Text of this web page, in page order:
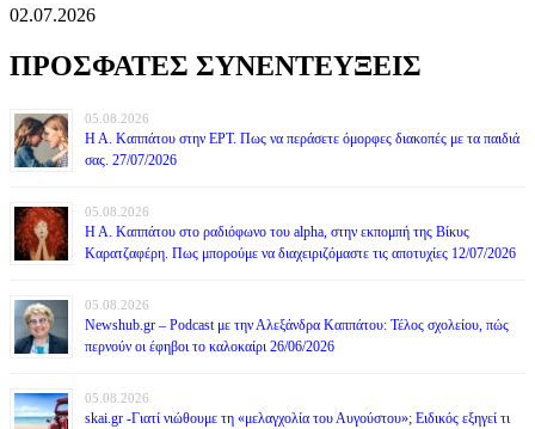
02.07.2026
ΠΡΟΣΦΑΤΕΣ ΣΥΝΕΝΤΕΥΞΕΙΣ
05.08.2026
Η Α. Καππάτου στην ΕΡΤ. Πως να περάσετε όμορφες διακοπές με τα παιδιά
σας. 27/07/2026
05.08.2026
Η Α. Καππάτου στο ραδιόφωνο του alpha, στην εκπομπή της Βίκυς
Καρατζαφέρη. Πως μπορούμε να διαχειριζόμαστε τις αποτυχίες 12/07/2026
05.08.2026
Newshub.gr – Podcast με την Αλεξάνδρα Καππάτου: Τέλος σχολείου, πώς
περνούν οι έφηβοι το καλοκαίρι 26/06/2026
05.08.2026
skai.gr -Γιατί νιώθουμε τη «μελαγχολία του Αυγούστου»; Ειδικός εξηγεί τι